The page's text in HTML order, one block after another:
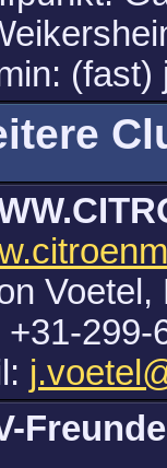
Voetel,
+31-